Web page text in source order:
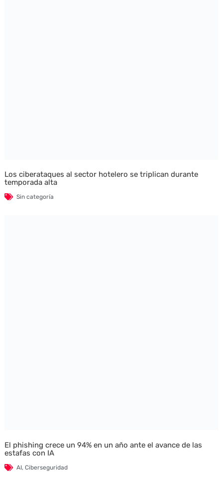
Los ciberataques al sector hotelero se triplican durante
temporada alta
Sin categoría
El phishing crece un 94% en un año ante el avance de las
estafas con IA
AI, Ciberseguridad